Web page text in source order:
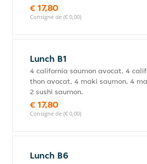
€ 17,80
Consigne de (€ 0,00)
Lunch B1
4 california saumon avocat, 4
thon avocat, 4 maki saumon, 4
2 sushi saumon.
€ 17,80
Consigne de (€ 0,00)
Lunch B6